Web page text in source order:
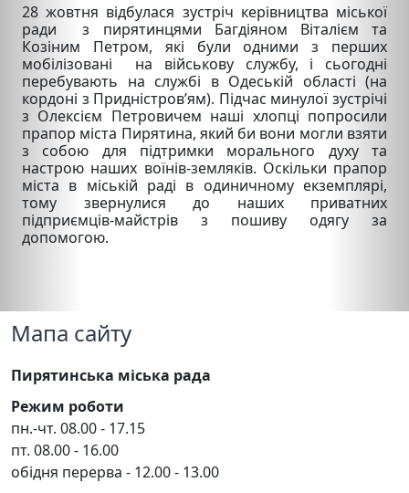
28 жовтня відбулася зустріч керівництва міської
ради з пирятинцями Багдіяном Віталієм та
Козіним Петром, які були одними з перших
мобілізовані на військову службу, і сьогодні
перебувають на службі в Одеській області (на
кордоні з Придністров’ям). Підчас минулої зустрічі
з Олексієм Петровичем наші хлопці попросили
прапор міста Пирятина, який би вони могли взяти
з собою для підтримки морального духу та
настрою наших воїнів-земляків. Оскільки прапор
міста в міській раді в одиничному екземплярі,
тому звернулися до наших приватних
підприємців-майстрів з пошиву одягу за
допомогою.
Мапа сайту
Пирятинська міська рада
Режим роботи
пн.-чт. 08.00 - 17.15
пт. 08.00 - 16.00
обідня перерва - 12.00 - 13.00